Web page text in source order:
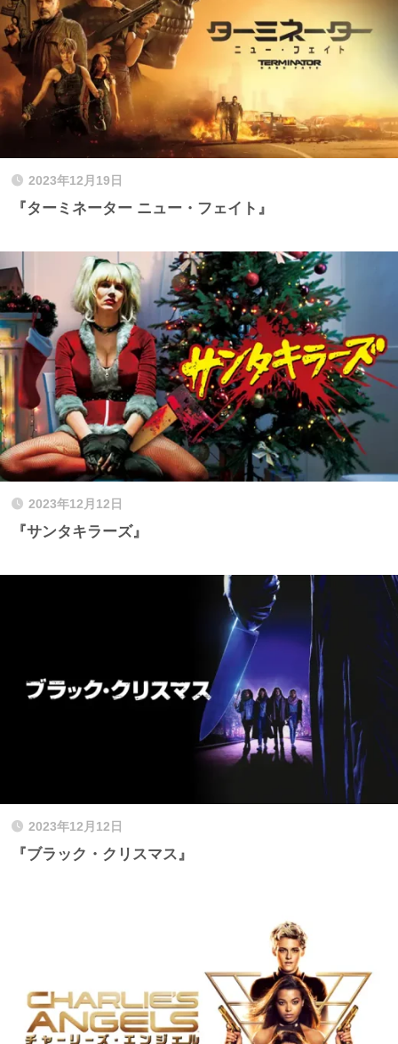
2023年12月19日
『ターミネーター ニュー・フェイト』
2023年12月12日
『サンタキラーズ』
2023年12月12日
『ブラック・クリスマス』